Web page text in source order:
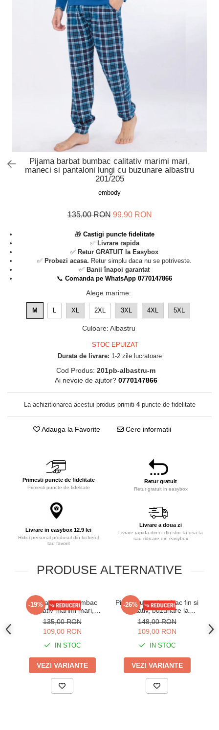
Rochii de plaja
Sort baie barbati
Pijamale bebelusi
Pijamale salopeta copii
Pijamale cocolino copii
Pijamale bumbac copii
Pijamale cocolino cuplu
Pijama barbat bumbac calitativ marimi mari,
maneci si pantaloni lungi cu buzunare albastru
201/205
embody
135,00 RON 99,90 RON
🎁 Castigi puncte fidelitate
✅ Livrare rapida
✅ Retur GRATUIT la Easybox
✅ Probezi acasa. Retur simplu daca nu se potriveste.
✅ Banii înapoi garantat
📞 Comanda pe WhatsApp 0770147866
Alege marime:
M L XL 2XL 3XL 4XL 5XL
Culoare: Albastru
STOC EPUIZAT
Durata de livrare: 1-2 zile lucratoare
Cod Produs: 201pb-albastru-m
Ai nevoie de ajutor? 0770147866
La achizitionarea acestui produs primiti 4puncte de fidelitate
Adauga la Favorite Cere informatii
Primesti puncte de fidelitate
Primesti puncte de fidelitate
Retur gratuit
Retur gratuit in easybox
Livrare in easybox 12.9 lei
Ridici personal produsul din lockerul
tau favorit
Livrare a doua zi
Livrare rapida direct din stoc la usa ta
sau ridicare din easybox
PRODUSE ALTERNATIVE
-19%
Pijama barbat bumbac
calitativ marimi mari,
maneci si pantaloni lungi
cu buzunare bleumarin
201/205
135,00 RON
109,00 RON
IN STOC
VEZI VARIANTE
-26%
Pijama lunga bumbac fin si
calitativ, buzunare la
pantaloni bleumarin 207
148,00 RON
109,00 RON
IN STOC
VEZI VARIANTE